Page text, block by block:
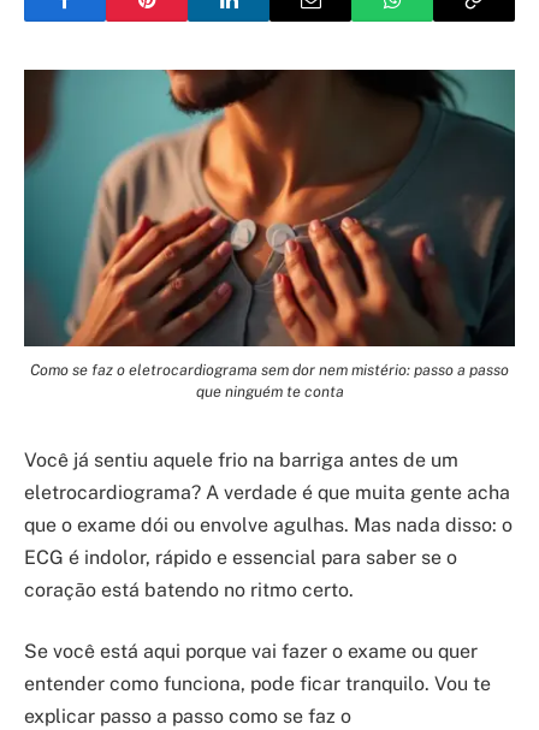
Como se faz o eletrocardiograma sem dor nem mistério: passo a passo
que ninguém te conta
Você já sentiu aquele frio na barriga antes de um
eletrocardiograma? A verdade é que muita gente acha
que o exame dói ou envolve agulhas. Mas nada disso: o
ECG é indolor, rápido e essencial para saber se o
coração está batendo no ritmo certo.
Se você está aqui porque vai fazer o exame ou quer
entender como funciona, pode ficar tranquilo. Vou te
explicar passo a passo como se faz o